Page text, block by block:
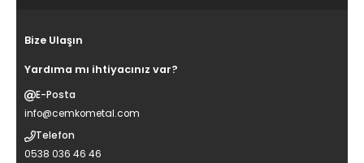
Bize Ulaşın
Yardıma mı ihtiyacınız var?
E-Posta
info@cemkometal.com
Telefon
0538 036 46 46